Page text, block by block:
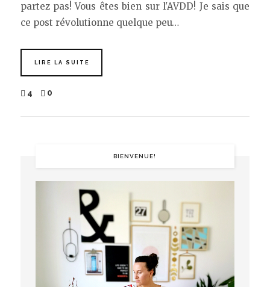
partez pas! Vous êtes bien sur l'AVDD! Je sais que
ce post révolutionne quelque peu…
LIRE LA SUITE
4 0
BIENVENUE!